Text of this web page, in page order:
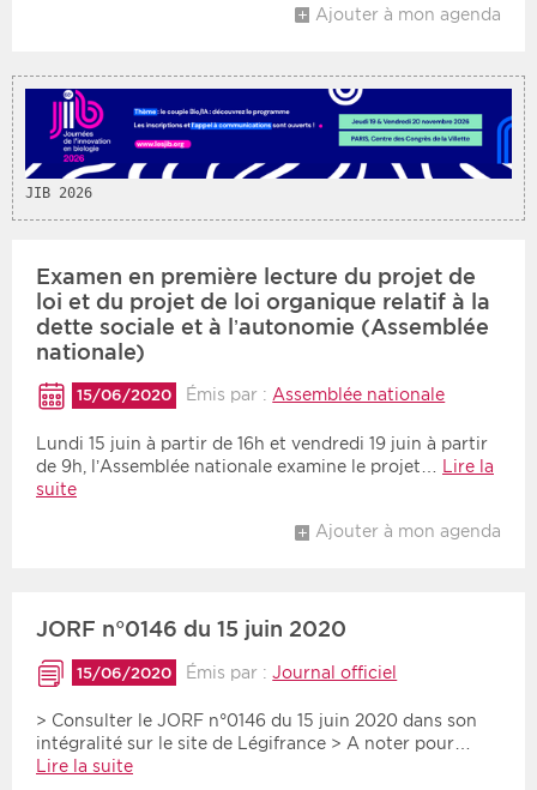
Ajouter à mon agenda
JIB 2026
Examen en première lecture du projet de
loi et du projet de loi organique relatif à la
dette sociale et à l’autonomie (Assemblée
nationale)
15/06/2020 Émis par :Assemblée nationale
Lundi 15 juin à partir de 16h et vendredi 19 juin à partir
de 9h, l’Assemblée nationale examine le projet…
Lire la
suite
Ajouter à mon agenda
JORF n°0146 du 15 juin 2020
15/06/2020 Émis par :Journal officiel
> Consulter le JORF n°0146 du 15 juin 2020 dans son
intégralité sur le site de Légifrance > A noter pour…
Lire la suite